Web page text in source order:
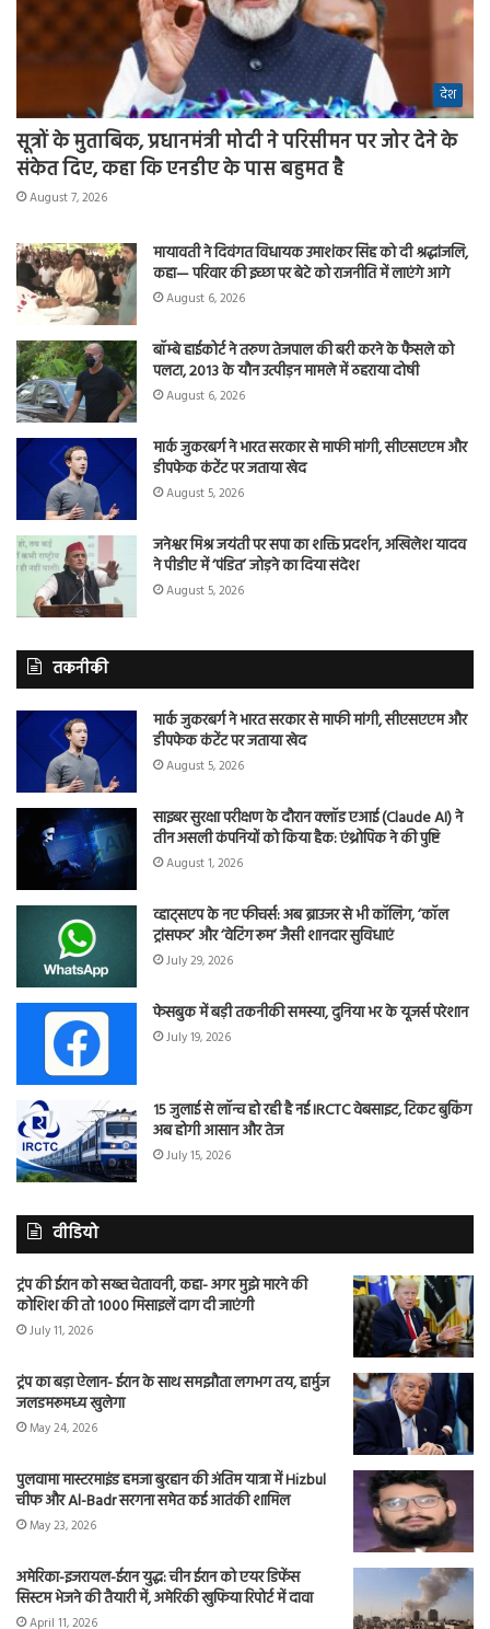
देश
सूत्रों के मुताबिक, प्रधानमंत्री मोदी ने परिसीमन पर जोर देने के
संकेत दिए, कहा कि एनडीए के पास बहुमत है
August 7, 2026
मायावती ने दिवंगत विधायक उमाशंकर सिंह को दी श्रद्धांजलि,
कहा— परिवार की इच्छा पर बेटे को राजनीति में लाएंगे आगे
August 6, 2026
बॉम्बे हाईकोर्ट ने तरुण तेजपाल की बरी करने के फैसले को
पलटा, 2013 के यौन उत्पीड़न मामले में ठहराया दोषी
August 6, 2026
मार्क जुकरबर्ग ने भारत सरकार से माफी मांगी, सीएसएएम और
डीपफेक कंटेंट पर जताया खेद
August 5, 2026
जनेश्वर मिश्र जयंती पर सपा का शक्ति प्रदर्शन, अखिलेश यादव
ने पीडीए में ‘पंडित’ जोड़ने का दिया संदेश
August 5, 2026
तकनीकी
मार्क जुकरबर्ग ने भारत सरकार से माफी मांगी, सीएसएएम और
डीपफेक कंटेंट पर जताया खेद
August 5, 2026
साइबर सुरक्षा परीक्षण के दौरान क्लॉड एआई (Claude AI) ने
तीन असली कंपनियों को किया हैक: एंथ्रोपिक ने की पुष्टि
August 1, 2026
व्हाट्सएप के नए फीचर्स: अब ब्राउजर से भी कॉलिंग, ‘कॉल
ट्रांसफर’ और ‘वेटिंग रूम’ जैसी शानदार सुविधाएं
July 29, 2026
फेसबुक में बड़ी तकनीकी समस्या, दुनिया भर के यूजर्स परेशान
July 19, 2026
15 जुलाई से लॉन्च हो रही है नई IRCTC वेबसाइट, टिकट बुकिंग
अब होगी आसान और तेज
July 15, 2026
वीडियो
ट्रंप की ईरान को सख्त चेतावनी, कहा- अगर मुझे मारने की
कोशिश की तो 1000 मिसाइलें दाग दी जाएंगी
July 11, 2026
ट्रंप का बड़ा ऐलान- ईरान के साथ समझौता लगभग तय, हार्मुज
जलडमरूमध्य खुलेगा
May 24, 2026
पुलवामा मास्टरमाइंड हमजा बुरहान की अंतिम यात्रा में Hizbul
चीफ और Al-Badr सरगना समेत कई आतंकी शामिल
May 23, 2026
अमेरिका-इजरायल-ईरान युद्ध: चीन ईरान को एयर डिफेंस
सिस्टम भेजने की तैयारी में, अमेरिकी खुफिया रिपोर्ट में दावा
April 11, 2026